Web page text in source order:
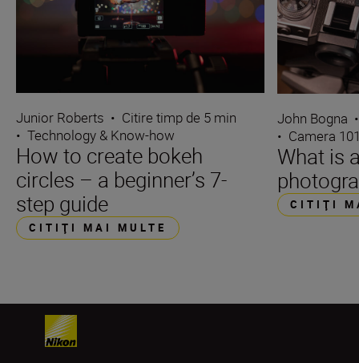
Junior Roberts • Citire timp de 5 min
• Technology & Know-how
How to create bokeh
circles – a beginner’s 7-
step guide
CITIŢI MAI MULTE
John Bogna •
• Camera
What is
CITIŢI